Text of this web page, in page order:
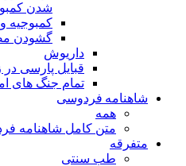
شدن
کمبوجیه
گشودن
داریوش
قبایل پارسی
تمام جنگ های
شاهنامه فردوسی
همه
متن کامل شاهنامه
متفرقه
طب سنتی